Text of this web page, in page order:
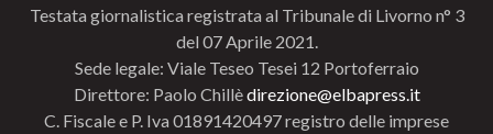
Testata giornalistica registrata al Tribunale di Livorno n° 3
del 07 Aprile 2021.
Sede legale: Viale Teseo Tesei 12 Portoferraio
Direttore: Paolo Chillèdirezione@elbapress.it
C. Fiscale e P. Iva 01891420497 registro delle imprese